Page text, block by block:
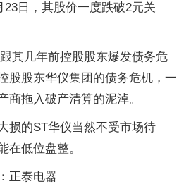
23日，其股价一度跌破2元关
其几年前控股股东爆发债务危
股股东华仪集团的债务危机，一
商拖入破产清算的泥淖。
损的ST华仪当然不受市场待
在低位盘整。
正泰电器